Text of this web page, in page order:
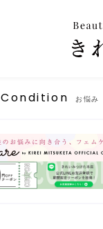
Condition お悩み